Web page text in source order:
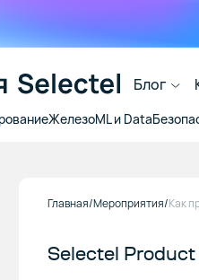
Блог
ЖелезоML и Data
Главная Мероприятия
Selectel